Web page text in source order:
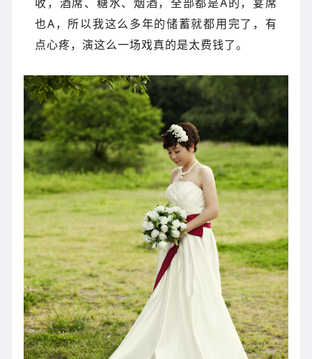
也A，所以我这么多年的储蓄就都用完了，有
点心疼，演这么一场戏真的是太费钱了。